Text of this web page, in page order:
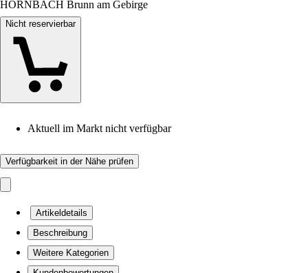
HORNBACH Brunn am Gebirge
Nicht reservierbar
Aktuell im Markt nicht verfügbar
Verfügbarkeit in der Nähe prüfen
Artikeldetails
Beschreibung
Weitere Kategorien